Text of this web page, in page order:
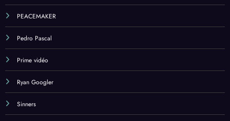
PEACEMAKER
Pedro Pascal
Prime vidéo
Ryan Googler
Sinners